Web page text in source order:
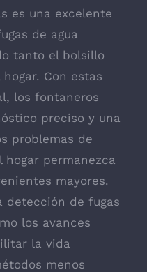
es una excelente
de agua
tanto el bolsillo
Con estas
los fontaneros
preciso y una
problemas de
hogar permanezca
mayores.
detección de fugas
los avances
la vida
menos